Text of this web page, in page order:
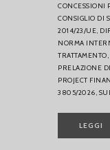
CONCESSIONI
CONSIGLIO DI
2014/23/UE,
NORMA
TRATTAMENTO,
PRELAZIONE
PROJECT
3805/2026,
LEGGI